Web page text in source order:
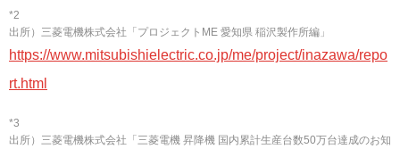
*2
出所）三菱電機株式会社「プロジェクトME 愛知県 稲沢製作所編」
https://www.mitsubishielectric.co.jp/me/project/inazawa/repo
rt.html
*3
出所）三菱電機株式会社「三菱電機 昇降機 国内累計生産台数50万台達成のお知